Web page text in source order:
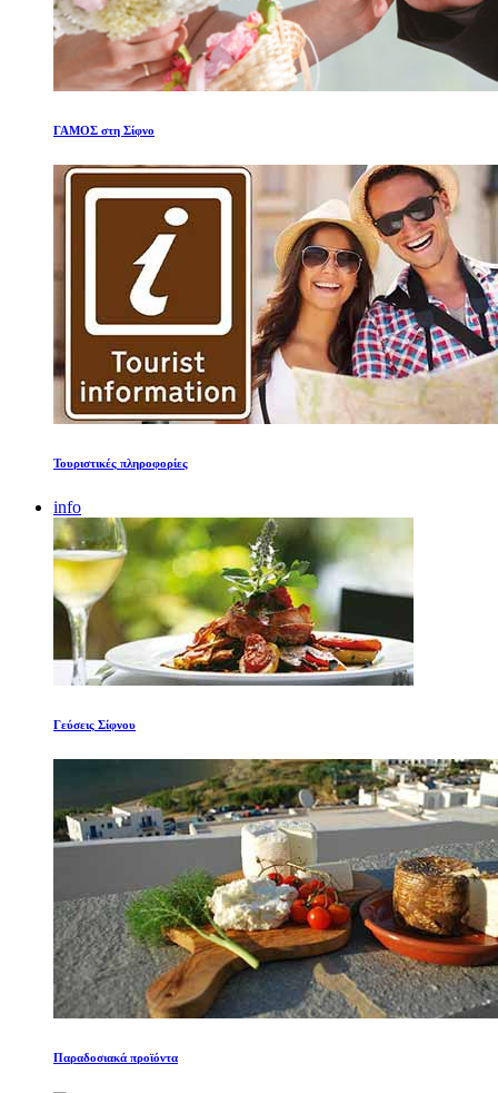
ΓΑΜΟΣ στη Σίφνο
Τουριστικές πληροφορίες
info
Γεύσεις Σίφνου
Παραδοσιακά προϊόντα